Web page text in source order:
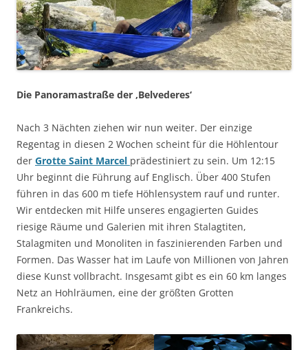
Die Panoramastraße der ‚Belvederes‘
Nach 3 Nächten ziehen wir nun weiter. Der einzige
Regentag in diesen 2 Wochen scheint für die Höhlentour
der Grotte Saint Marcel prädestiniert zu sein. Um 12:15
Uhr beginnt die Führung auf Englisch. Über 400 Stufen
führen in das 600 m tiefe Höhlensystem rauf und runter.
Wir entdecken mit Hilfe unseres engagierten Guides
riesige Räume und Galerien mit ihren Stalagtiten,
Stalagmiten und Monoliten in faszinierenden Farben und
Formen. Das Wasser hat im Laufe von Millionen von Jahren
diese Kunst vollbracht. Insgesamt gibt es ein 60 km langes
Netz an Hohlräumen, eine der größten Grotten
Frankreichs.